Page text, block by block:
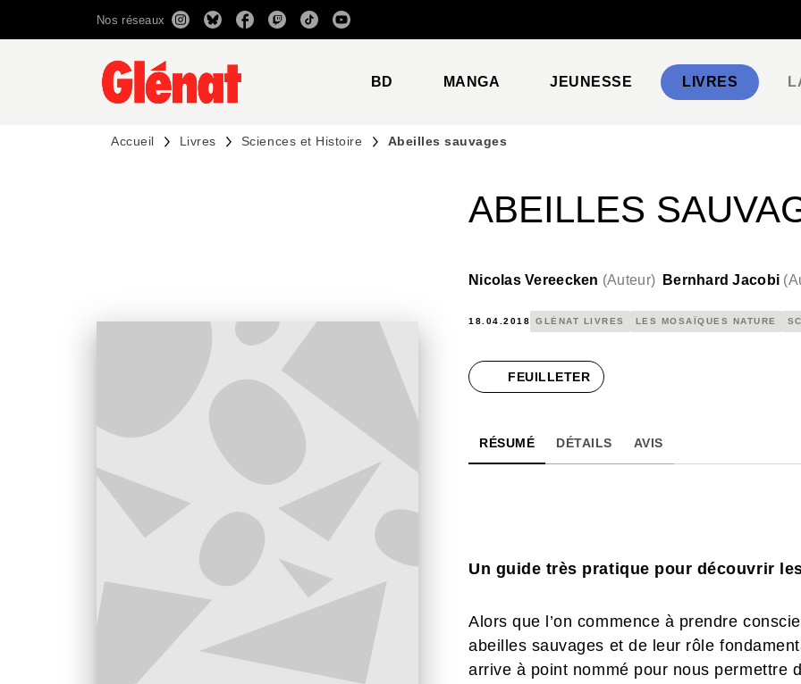
RECHERCHE CONTENU
Nos réseaux
BD MANGA JEUNESSE LIVRES
Accueil Livres Sciences et Histoire Abeilles sauvages
ABEILLES
Nicolas Vereecken (Auteur) Bernhard Jacobi (
18.04.2018 GLÉNAT LIVRES LES MOSAÏQUES NATURE
FEUILLETER
RÉSUMÉ DÉTAILS AVIS
Un guide très pratique pour découvrir
Alors que l’on commence à prendre
abeilles sauvages et de leur rôle
arrive à point nommé pour nous permettre